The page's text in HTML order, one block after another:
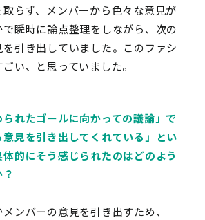
らず、メンバーから色々な意見が
瞬時に論点整理をしながら、次の
引き出していました。このファシ
い、と思っていました。
られたゴールに向かっての議論」で
見を引き出してくれている」とい
的にそう感じられたのはどのよう
ンバーの意見を引き出すため、